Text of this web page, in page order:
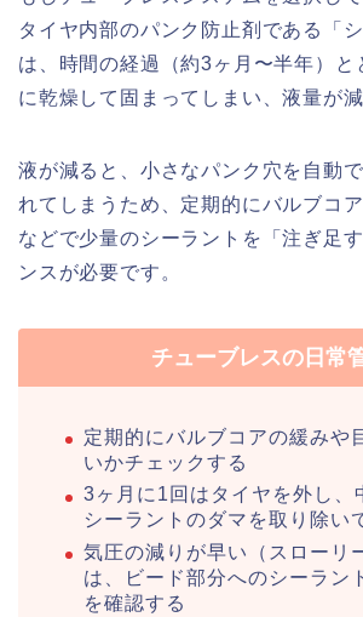
タイヤ内部のパンク防止剤である「シ
は、時間の経過（約3ヶ月〜半年）と
に乾燥して固まってしまい、液量が減
液が減ると、小さなパンク穴を自動
れてしまうため、定期的にバルブコ
などで少量のシーラントを「注ぎ足
ンスが必要です。
チューブレスの日常
定期的にバルブコアの緩みや
いかチェックする
3ヶ月に1回はタイヤを外し、
シーラントのダマを取り除い
気圧の減りが早い（スローリ
は、ビード部分へのシーラン
を確認する